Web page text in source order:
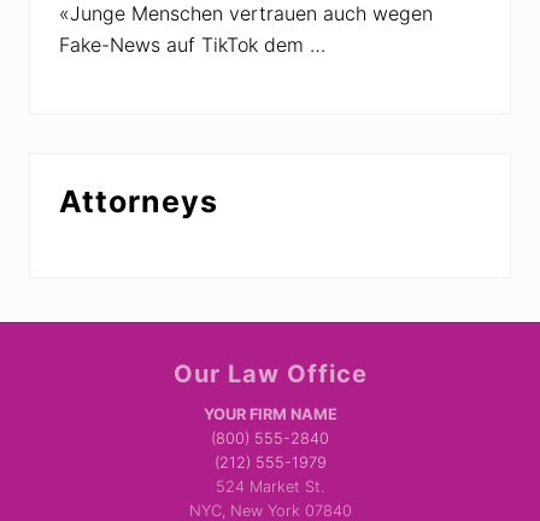
n
d
l
«Junge Menschen vertrauen auch wegen
Fake-News auf TikTok dem …
Attorneys
Our Law Office
YOUR FIRM NAME
(800) 555-2840
(212) 555-1979
524 Market St.
NYC, New York 07840